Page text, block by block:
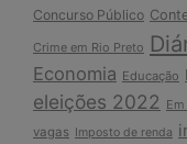
Concurso Público
Crime em Rio Preto
Economia Educação
eleições 2022
vagas
Imposto de renda